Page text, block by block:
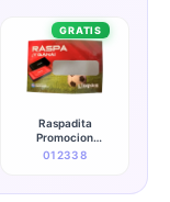
GRATIS
Raspadita
Promocion
Kingston
012338